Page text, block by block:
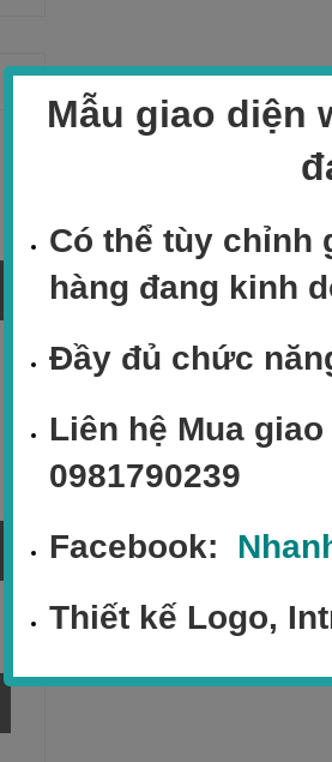
Mẫu giao diện
Có thể tùy chỉnh
hàng đang kinh
Đầy đủ chức
Liên hệ Mua
0981790239
Facebook:
Thiết kế Logo,